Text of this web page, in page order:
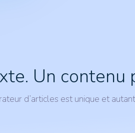
Un contenu
d’articles est unique et